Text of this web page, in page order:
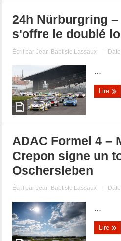
24h Nürburgring
s'offre le doublé
Écrit parJean-Baptiste Lassaux |
...
Lire
ADAC Formel 4 –
Crepon signe un
Oschersleben
Écrit parJean-Baptiste Lassaux |
...
Lire